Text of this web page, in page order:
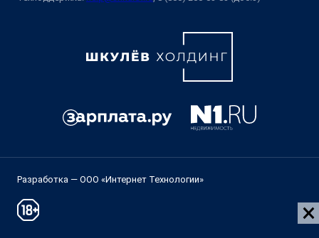
Разработка — ООО «Интернет Технологии»